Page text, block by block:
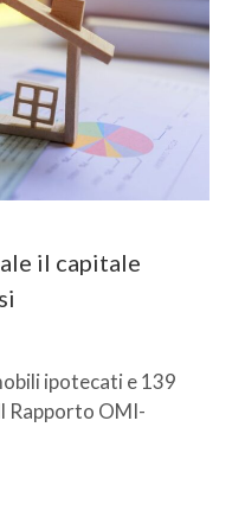
il capitale
ipotecati e 139
Rapporto OMI-